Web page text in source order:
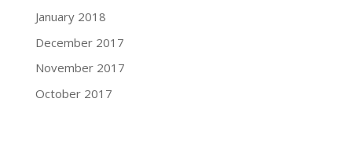
January 2018
December 2017
November 2017
October 2017